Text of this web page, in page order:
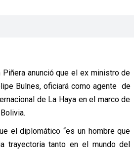
anunció que el ex ministro de
Bulnes, oficiará como agente de
de La Haya en el marco de
el diplomático “es un hombre que
trayectoria tanto en el mundo del